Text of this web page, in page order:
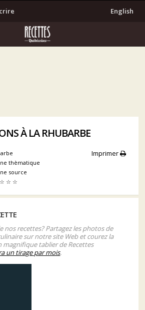
English
À LA RHUBARBE
Imprimer
thèmatique
source
☆ ☆ ☆
nos recettes? Partagez les photos de
sur notre site Web et courez la
magnifique tablier de Recettes
un tirage par mois.